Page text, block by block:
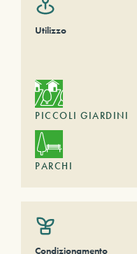
Utilizzo
PICCOLI GIARDINI
PARCHI
Condizionamento